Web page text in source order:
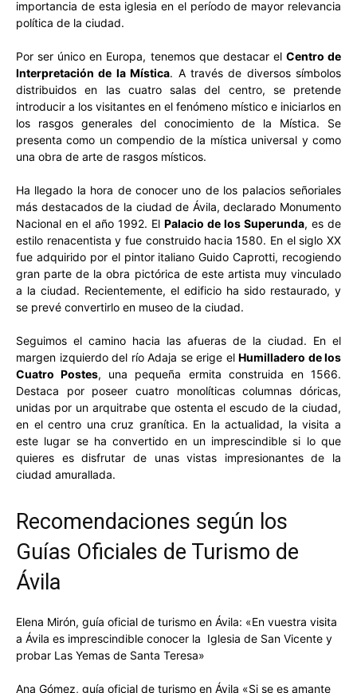
importancia de esta iglesia en el período de mayor relevancia
política de la ciudad.
Por ser único en Europa, tenemos que destacar el Centro de
Interpretación de la Mística. A través de diversos símbolos
distribuidos en las cuatro salas del centro, se pretende
introducir a los visitantes en el fenómeno místico e iniciarlos en
los rasgos generales del conocimiento de la Mística. Se
presenta como un compendio de la mística universal y como
una obra de arte de rasgos místicos.
Ha llegado la hora de conocer uno de los palacios señoriales
más destacados de la ciudad de Ávila, declarado Monumento
Nacional en el año 1992. El Palacio de los Superunda, es de
estilo renacentista y fue construido hacia 1580. En el siglo XX
fue adquirido por el pintor italiano Guido Caprotti, recogiendo
gran parte de la obra pictórica de este artista muy vinculado
a la ciudad. Recientemente, el edificio ha sido restaurado, y
se prevé convertirlo en museo de la ciudad.
Seguimos el camino hacia las afueras de la ciudad. En el
margen izquierdo del río Adaja se erige el Humilladero de los
Cuatro Postes, una pequeña ermita construida en 1566.
Destaca por poseer cuatro monolíticas columnas dóricas,
unidas por un arquitrabe que ostenta el escudo de la ciudad,
en el centro una cruz granítica. En la actualidad, la visita a
este lugar se ha convertido en un imprescindible si lo que
quieres es disfrutar de unas vistas impresionantes de la
ciudad amurallada.
Recomendaciones según los
Guías Oficiales de Turismo de
Ávila
Elena Mirón, guía oficial de turismo en Ávila: «En vuestra visita
a Ávila es imprescindible conocer la Iglesia de San Vicente y
probar Las Yemas de Santa Teresa»
Ana Gómez, guía oficial de turismo en Ávila «Si se es amante